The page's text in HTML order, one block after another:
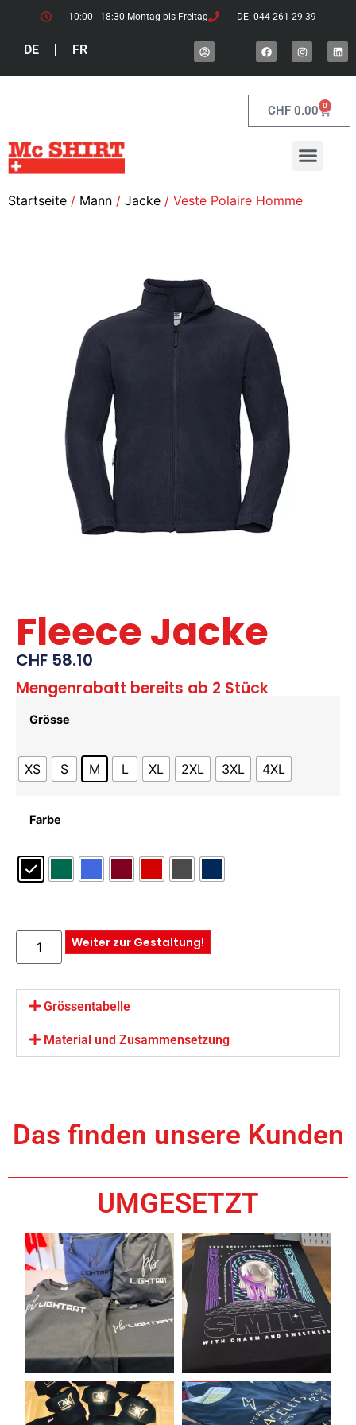
10:00 - 18:30 Montag bis Freitag DE: 044 261 29 39
DE FR
CHF 0.00 0
Startseite / Mann / Jacke / Veste Polaire Homme
Fleece Jacke
CHF 58.10
Mengenrabatt bereits ab 2 Stück
Grösse
XS S M L XL 2XL 3XL 4XL
Farbe
Weiter zur Gestaltung!
Grössentabelle
Material und Zusammensetzung
Das finden unsere Kunden
UMGESETZT